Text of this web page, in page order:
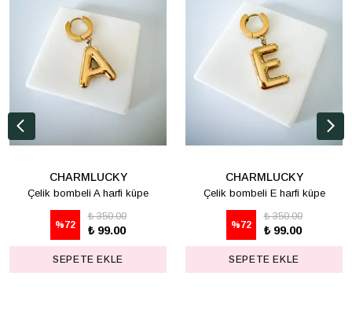
CHARMLUCKY
Çelik bombeli A harfi küpe
%72
₺ 350.00
₺ 99.00
SEPETE EKLE
CHARMLUCKY
Çelik bombeli E harfi küpe
%72
₺ 350.00
₺ 99.00
SEPETE EKLE